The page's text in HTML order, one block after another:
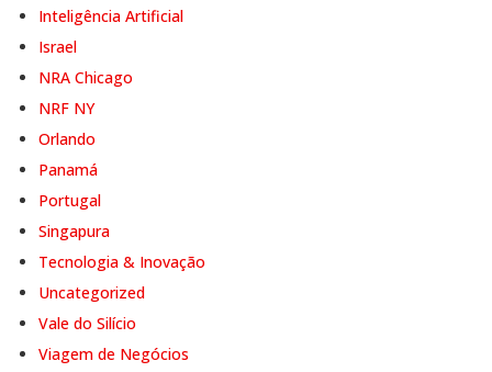
Inteligência Artificial
Israel
NRA Chicago
NRF NY
Orlando
Panamá
Portugal
Singapura
Tecnologia & Inovação
Uncategorized
Vale do Silício
Viagem de Negócios